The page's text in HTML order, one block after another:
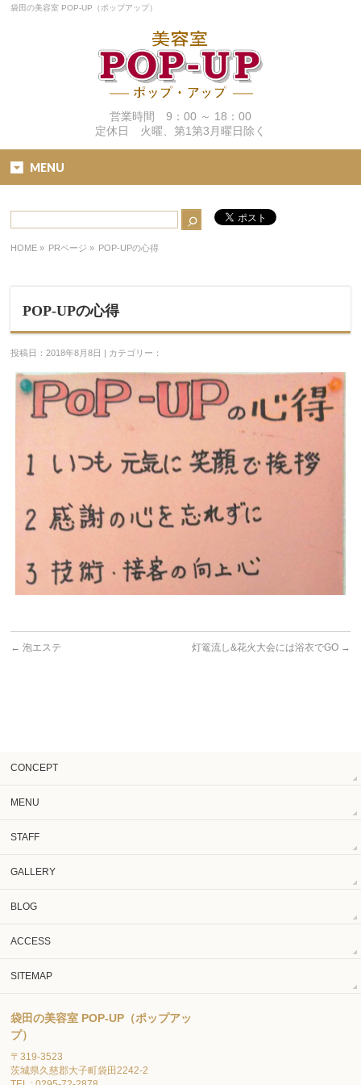
袋田の美容室 POP-UP（ポップアップ）
営業時間 9：00 ～ 18：00
定休日 火曜、第1第3月曜日除く
MENU
HOME » PRページ » POP-UPの心得
POP-UPの心得
投稿日：2018年8月8日 | カテゴリー：
← 泡エステ 灯篭流し&花火大会には浴衣でGO →
CONCEPT
MENU
STAFF
GALLERY
BLOG
ACCESS
SITEMAP
袋田の美容室 POP-UP（ポップアッ
プ）
〒319-3523
茨城県久慈郡大子町袋田2242-2